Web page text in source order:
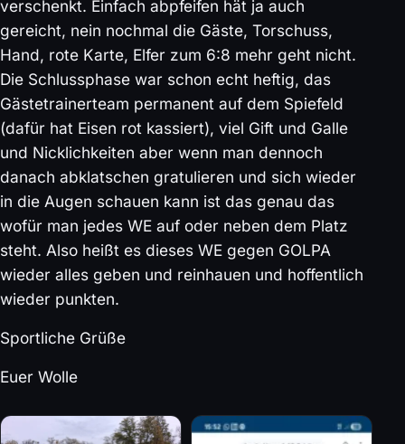
verschenkt. Einfach abpfeifen hät ja auch
gereicht, nein nochmal die Gäste, Torschuss,
Hand, rote Karte, Elfer zum 6:8 mehr geht nicht.
Die Schlussphase war schon echt heftig, das
Gästetrainerteam permanent auf dem Spiefeld
(dafür hat Eisen rot kassiert), viel Gift und Galle
und Nicklichkeiten aber wenn man dennoch
danach abklatschen gratulieren und sich wieder
in die Augen schauen kann ist das genau das
wofür man jedes WE auf oder neben dem Platz
steht. Also heißt es dieses WE gegen GOLPA
wieder alles geben und reinhauen und hoffentlich
wieder punkten.
Sportliche Grüße
Euer Wolle